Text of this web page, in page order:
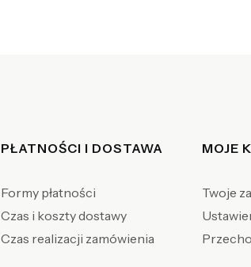
PŁATNOŚCI I DOSTAWA
Formy płatności
Czas i koszty dostawy
Czas realizacji zamówienia
MOJE
Twoje